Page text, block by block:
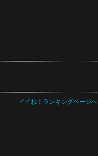
イイね！ランキングページへ